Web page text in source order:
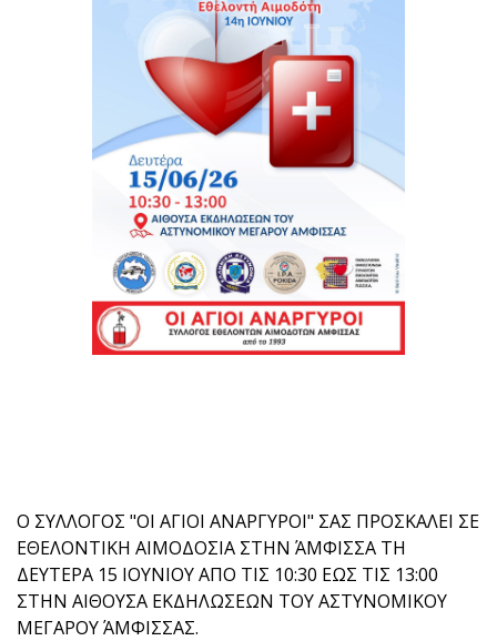
Ο ΣΥΛΛΟΓΟΣ "ΟΙ ΑΓΙΟΙ ΑΝΑΡΓΥΡΟΙ" ΣΑΣ ΠΡΟΣΚΑΛΕΙ ΣΕ
ΕΘΕΛΟΝΤΙΚΗ ΑΙΜΟΔΟΣΙΑ ΣΤΗΝ ΆΜΦΙΣΣΑ ΤΗ
ΔΕΥΤΕΡΑ 15 ΙΟΥΝΙΟΥ ΑΠΟ ΤΙΣ 10:30 ΕΩΣ ΤΙΣ 13:00
ΣΤΗΝ ΑΙΘΟΥΣΑ ΕΚΔΗΛΩΣΕΩΝ ΤΟΥ ΑΣΤΥΝΟΜΙΚΟΥ
ΜΕΓΑΡΟΥ ΆΜΦΙΣΣΑΣ.